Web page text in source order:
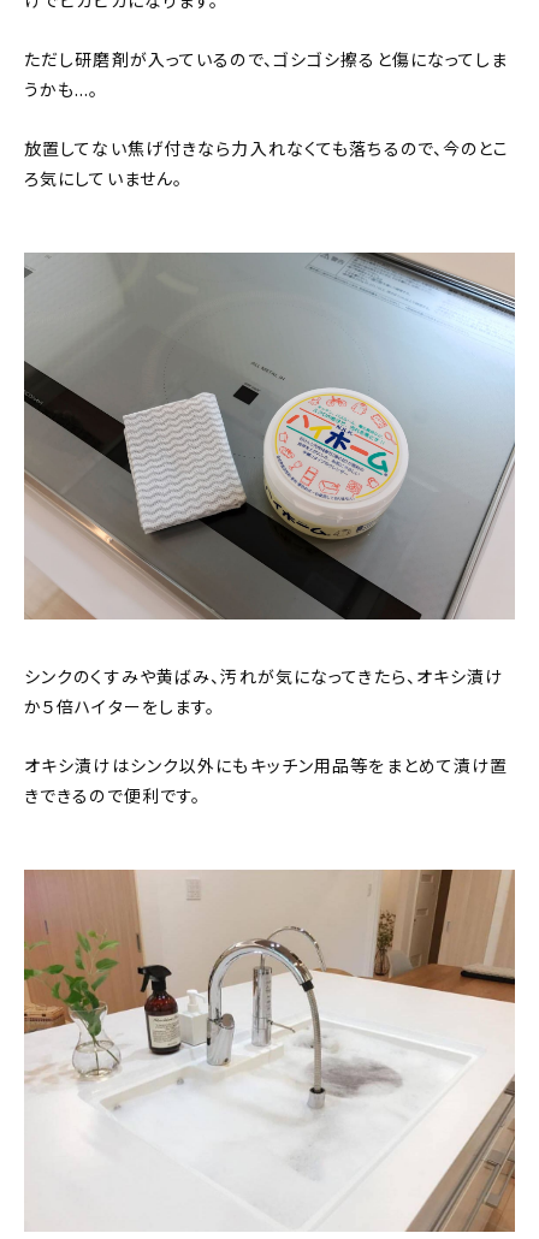
ただし研磨剤が入っているので、ゴシゴシ擦ると傷になってしま
うかも…。
放置してない焦げ付きなら力入れなくても落ちるので、今のとこ
ろ気にしていません。
シンクのくすみや黄ばみ、汚れが気になってきたら、オキシ漬け
か５倍ハイターをします。
オキシ漬けはシンク以外にもキッチン用品等をまとめて漬け置
きできるので便利です。